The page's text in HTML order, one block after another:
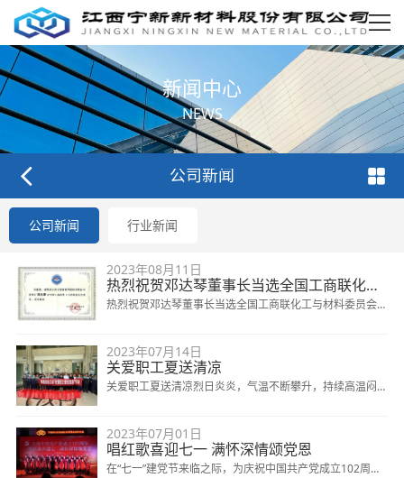
新闻中心
NEWS
公司新闻
公司新闻 行业新闻
2023年08月11日
热烈祝贺邓达琴董事长当选全国工商联化工与材料委员会首批委员！
热烈祝贺邓达琴董事长当选全国工商联化工与材料委员会首
立会暨第58期“德胜门大讲堂”在全国工商联机关三层报告厅
举办，来自全国近百位新材料企业家参加会议。本次会议主
2023年07月14日
关爱职工夏送清凉
关爱职工夏送清凉烈日炎炎，气温不断攀升，持续高温闷热
好防暑降温工作，保障安全生产，关心关爱职工，7月14
日，奉新县总工会主席龚雨
2023年07月01日
唱红歌喜迎七一 满怀深情颂党恩
在“七一”建党节来临之际，为庆祝中国共产党成立102周